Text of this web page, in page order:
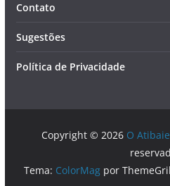
Contato
Sugestões
Política de Privacidade
Copyright © 2026 O
Tema: ColorMagpor